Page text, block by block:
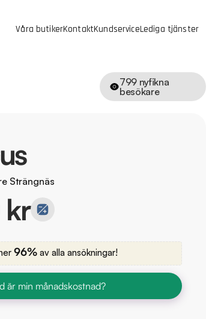
Våra butikerKontaktKundserviceLediga tjänster
799nyfikna
besökare
Strängnäs
96% av alla ansökningar!
är min månadskostnad?